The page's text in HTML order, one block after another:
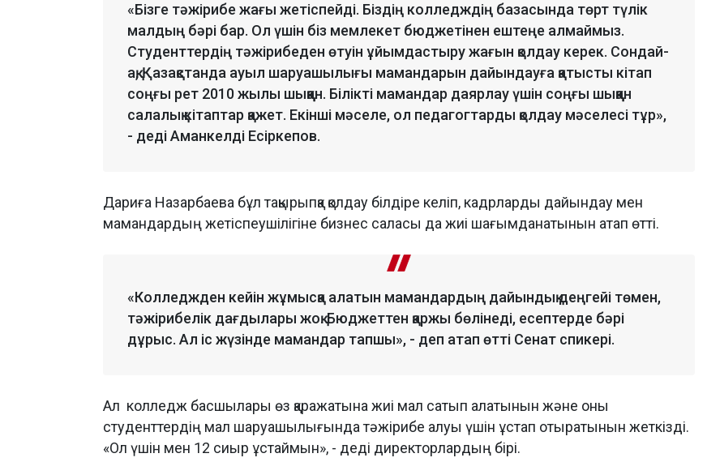
«Бізге тәжірибе жағы жетіспейді. Біздің колледждің базасында төрт түлік
малдың бәрі бар. Ол үшін біз мемлекет бюджетінен ештеңе алмаймыз.
Студенттердің тәжірибеден өтуін ұйымдастыру жағын қолдау керек. Сондай-
ақ, Қазақстанда ауыл шаруашылығы мамандарын дайындауға қатысты кітап
соңғы рет 2010 жылы шыққан. Білікті мамандар даярлау үшін соңғы шыққан
салалық кітаптар қажет. Екінші мәселе, ол педагогтарды қолдау мәселесі тұр»,
- деді Аманкелді Есіркепов.
Дариға Назарбаева бұл тақырыпқа қолдау білдіре келіп, кадрларды дайындау мен
мамандардың жетіспеушілігіне бизнес саласы да жиі шағымданатынын атап өтті.
«Колледжден кейін жұмысқа алатын мамандардың дайындық деңгейі төмен,
тәжірибелік дағдылары жоқ. Бюджеттен қаржы бөлінеді, есептерде бәрі
дұрыс. Ал іс жүзінде мамандар тапшы», - деп атап өтті Сенат спикері.
Ал колледж басшылары өз қаражатына жиі мал сатып алатынын және оны
студенттердің мал шаруашылығында тәжірибе алуы үшін ұстап отыратынын жеткізді.
«Ол үшін мен 12 сиыр ұстаймын», - деді директорлардың бірі.